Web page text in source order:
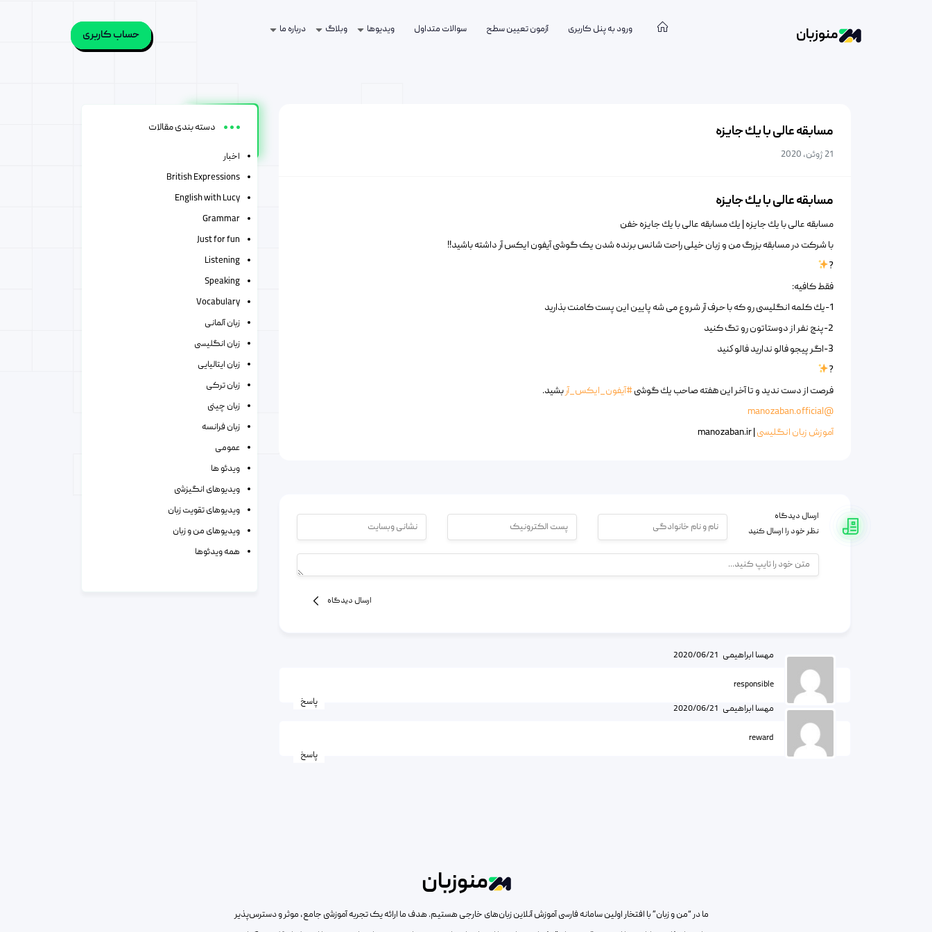
منوزبان ورود به پنل کاربری آزمون تعیین سطح سوالات متداول ویدیوها وبلاگ درباره ما حساب کاربری
مسابقه عالی با یك جایزه
21 ژوئن, 2020
مسابقه عالی با یك جایزه
مسابقه عالی با یك جایزه | یك مسابقه عالی با یك جایزه خفن
با شرکت در مسابقه بزرگ من و زبان خیلی راحت شانس برنده شدن یک گوشی آیفون ایکس آر داشته باشید!!
?
فقط کافیه:
1-یك کلمه انگلیسی رو که با حرف آر شروع می شه پایین این پست کامنت بذارید
2-پنج نفر از دوستاتون رو تگ کنید
3-اگر پيجو فالو نداريد فالو كنيد
?
فرصت از دست ندید و تا آخر این هفته صاحب یك گوشی#آیفون_ایکس_آربشید.
@manozaban.official
آموزش زبان انگلیسی
ارسال دیدگاه
نظر خود را ارسال کنید
ارسال دیدگاه
مهسا ابراهیمی 2020/06/21
responsible
پاسخ
مهسا ابراهیمی 2020/06/21
reward
پاسخ
دسته بندی مقالات
اخبار
British Expressions
English with Lucy
Grammar
Just for fun
Listening
Speaking
Vocabulary
زبان آلمانی
زبان انگلیسی
زبان ایتالیایی
زبان ترکی
زبان چینی
زبان فرانسه
عمومی
ویدئو ها
ویدیوهای انگیزشی
ویدیوهای تقویت زبان
ویدیوهای من و زبان
همه ویدئوها
منوزبان
ما در “من و زبان” با افتخار اولین سامانه فارسی آموزش آنلاین زبان‌های خارجی هستیم. هدف ما ارائه یک تجربه آموزشی جامع، موثر و دسترس‌پذیر